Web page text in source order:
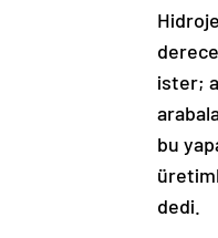
ister;
bu
dedi.